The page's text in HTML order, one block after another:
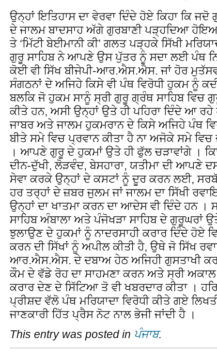
ਉਨ੍ਹਾਂ ਇਤਿਹਾਸ ਦਾ ਵੇਰਵਾ ਦਿੰਦੇ ਹੋਏ ਕਿਹਾ ਕਿ
ਦੇ ਜਾਲਮ ਬਾਦਸਾਹ ਅੱਗੇ ਗੁਰਬਾਣੀ ਪੜ੍ਹਦਿਆ ਹੋਇਆ
ਤੇ ‘ਮਿੱਟੀ ਬੇਈਮਾਨੀ ਕੀ’ ਗਲਤ ਪੜ੍ਹਕੇ ਸਿੱਖੀ
ਗੁਰੂ ਸਾਹਿਬ ਨੇ ਆਪਣੇ ਉਸ ਪੁੱਤਰ ਨੂੰ ਸਦਾ ਲਈ ਪੰਥ
ਕੋਈ ਵੀ ਸਿੱਖ ਬੀਜੇਪੀ-ਆਰ.ਐਸ.ਐਸ. ਜਾਂ ਹੋਰ
ਸੰਗਠਨਾਂ ਦੇ ਅਜਿਹੇ ਕਿਸੇ ਵੀ ਪੰਥ ਵਿਰੋਧੀ ਹੁਕਮ ਨੂੰ
ਬਲਕਿ ਜੋ ਹੁਕਮ ਸਾਨੂੰ ਸ੍ਰੀ ਗੁਰੂ ਗ੍ਰੰਥ ਸਾਹਿਬ ਵਿਚ
ਕੀਤੇ ਹਨ, ਅਸੀ ਉਨ੍ਹਾਂ ਉਤੇ ਹੀ ਪਹਿਰਾ ਦਿੰਦੇ ਆ ਰਹੇ
ਜਾਬਰ ਅਤੇ ਜਾਲਮ ਹੁਕਮਰਾਨ ਦੇ ਕਿਸੇ ਅਜਿਹੇ ਪੰਥ
ਬੀਤੇ ਸਮੇ ਵਿਚ ਪ੍ਰਵਾਨ ਕੀਤਾ ਹੈ ਨਾ ਅਜੋਕੇ ਸਮੇ
। ਆਪਣੇ ਗੁਰੂ ਦੇ ਹੁਕਮਾਂ ਉਤੇ ਹੀ ਫੁੱਲ ਚੜਾਵਾਂਗੇ ।
ਦੀਨ-ਦੁੱਖੀ, ਲੋੜਵੰਦ, ਬੇਸਹਾਰਾ, ਯਤੀਮਾ ਦੀ ਆਪਣੇ
ਸੇਵਾ ਕਰਕੇ ਉਨ੍ਹਾਂ ਦੇ ਕਸਟਾਂ ਨੂੰ ਦੂਰ ਕਰਨ ਲਈ,
ਹਰ ਤਰ੍ਹਾਂ ਦੇ ਜ਼ਬਰ ਜੁਲਮ ਜਾਂ ਜਾਲਮ ਦਾ ਸਿੱਖੀ
ਉਨ੍ਹਾਂ ਦਾ ਖਾਤਮਾ ਕਰਨ ਦਾ ਆਦੇਸ ਵੀ ਦਿੰਦੇ ਹਨ ।
ਸਾਹਿਬ ਅੰਬਾਲਾ ਅਤੇ ਪੰਜੋਖੜਾ ਸਾਹਿਬ ਦੇ ਗੁਰੂਘਰਾਂ
ਝੁਲਾਉਣ ਦੇ ਹੁਕਮਾਂ ਨੂੰ ਨਾਦਰਸਾਹੀ ਕਰਾਰ ਦਿੰਦੇ ਹੋਏ
ਕਰਨ ਦੀ ਸਿੱਖਾਂ ਨੂੰ ਅਪੀਲ ਕੀਤੀ ਹੈ, ਉਥੇ ਜੋ ਸਿੱਖ
ਆਰ.ਐਸ.ਐਸ. ਦੇ ਦਬਾਅ ਹੇਠ ਅਜਿਹੀ ਗੁਸਤਾਖੀ
ਕੌਮ ਦੇ ਵੱਡੇ ਰੋਹ ਦਾ ਸਾਹਮਣਾ ਕਰਨ ਅਤੇ ਸ੍ਰੀ
ਕਰਾਰ ਦੇਣ ਦੇ ਸਿੱਟਿਆ ਤੋ ਵੀ ਖਬਰਦਾਰ ਕੀਤਾ ।
ਪ੍ਰੀਸ਼ਦ ਵੱਲੋ ਪੰਥ ਮਰਿਯਾਦਾ ਵਿਰੋਧੀ ਕੀਤੇ ਗਏ
ਜਾਣਕਾਰੀ ਹਿੱਤ ਪ੍ਰੈਸ ਨੋਟ ਨਾਲ ਭੇਜੀ ਜਾਂਦੀ ਹੈ ।
This entry was posted in ਪੰਜਾਬ.